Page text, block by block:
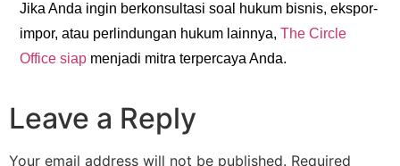
Jika Anda ingin berkonsultasi soal hukum bisnis, ekspor-
impor, atau perlindungan hukum lainnya,The Circle
Office siap menjadi mitra terpercaya Anda.
Leave a Reply
Your email address will not be published. Required